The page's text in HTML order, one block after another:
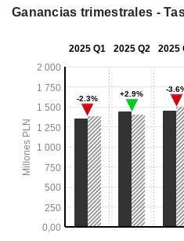
Ganancias trimestrales -